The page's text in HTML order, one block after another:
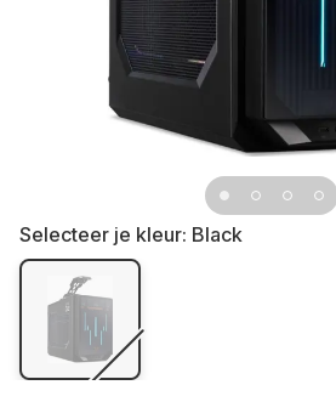
Selecteer je kleur: Black